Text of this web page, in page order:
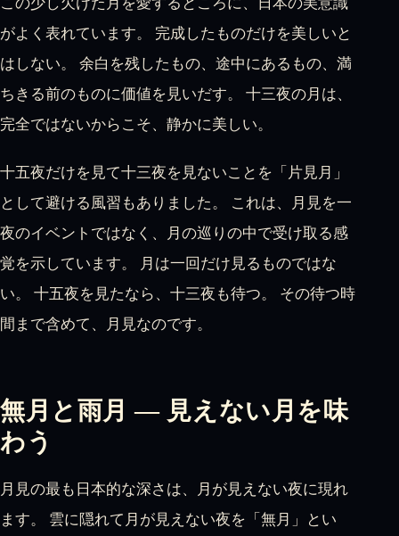
がよく表れています。 完成したものだけを美しいと
はしない。 余白を残したもの、途中にあるもの、満
ちきる前のものに価値を見いだす。 十三夜の月は、
完全ではないからこそ、静かに美しい。
十五夜だけを見て十三夜を見ないことを「片見月」
として避ける風習もありました。 これは、月見を一
夜のイベントではなく、月の巡りの中で受け取る感
覚を示しています。 月は一回だけ見るものではな
い。 十五夜を見たなら、十三夜も待つ。 その待つ時
間まで含めて、月見なのです。
無月と雨月 — 見えない月を味
わう
月見の最も日本的な深さは、月が見えない夜に現れ
ます。 雲に隠れて月が見えない夜を「無月」とい